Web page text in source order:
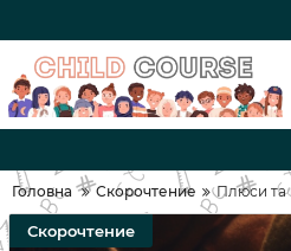
Головна Скорочтение Плюси та
Скорочтение